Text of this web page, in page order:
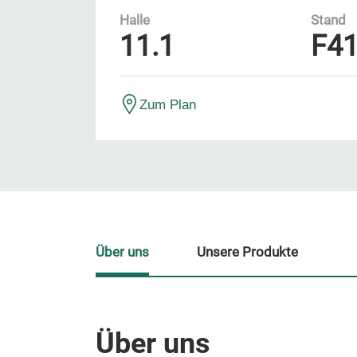
Halle
11.1
Stand
Zum Plan
Über uns
Über uns Unsere Produkte